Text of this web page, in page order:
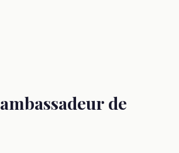
ambassadeur de